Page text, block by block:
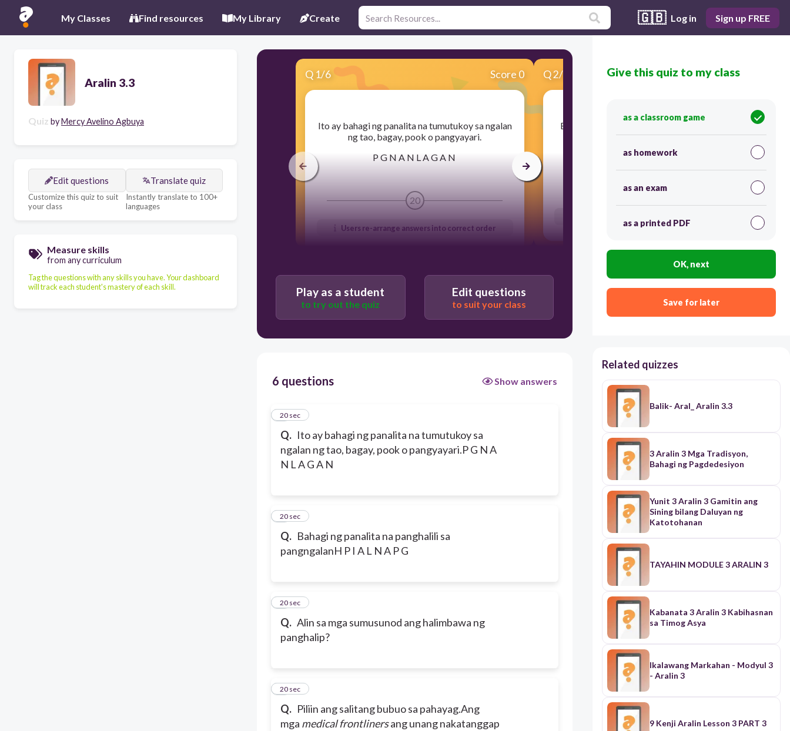
My Classes Find resources My Library Create 🇬🇧 Log in Sign up FREE
Aralin 3.3
Quiz byMercy Avelino Agbuya
Edit questions
Customize this quiz to suit
your class
Translate quiz
Instantly translate to 100+
languages
Measure skills
from any curriculum
Tag the questions with any skills you have. Your dashboard
will track each student's mastery of each skill.
Q 1/6 Score 0
​Ito ay bahagi ng panalita na tumutukoy sa ngalan
ng tao, bagay, pook o pangyayari.
P G N A N L A G A N
20
Users re-arrange answers into correct order
Q2/6 Score 0
​Bahagi ng panalita na panghalili sa pangngalan
20
Play as a student
to try out the quiz
Edit questions
to suit your class
6 questions Show answers
Q. Ito ay bahagi ng panalita na tumutukoy sa
ngalan ng tao, bagay, pook o pangyayari.P G N A
N L A G A N
1
20 sec
Q. Bahagi ng panalita na panghalili sa
pangngalanH P I A L N A P G
2
20 sec
Q. Alin sa mga sumusunod ang halimbawa ng
panghalip?
3
20 sec
Q. Piliin ang salitang bubuo sa pahayag.Ang
mga medical frontlinersang unang nakatanggap
4
20 sec
Give this quiz to my class
as a classroom game
as homework
as an exam
as a printed PDF
OK, next
Save for later
Related quizzes
Balik- Aral_ Aralin 3.3
3 Aralin 3 Mga Tradisyon,
Bahagi ng Pagdedesiyon
Yunit 3 Aralin 3 Gamitin ang
Sining bilang Daluyan ng
Katotohanan
TAYAHIN MODULE 3 ARALIN 3
Kabanata 3 Aralin 3 Kabihasnan
sa Timog Asya
Ikalawang Markahan - Modyul 3
- Aralin 3
9 Kenji Aralin Lesson 3 PART 3